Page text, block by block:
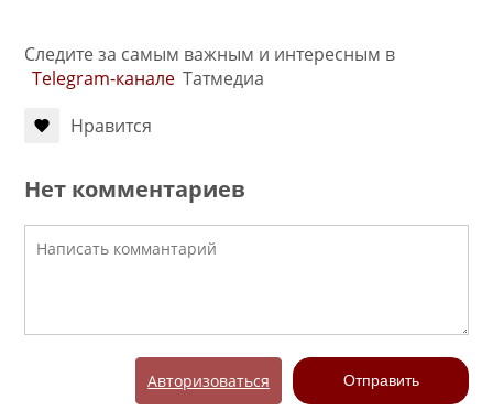
Следите за самым важным и интересным в
Telegram-канале Татмедиа
Нравится
Нет комментариев
Авторизоваться Отправить